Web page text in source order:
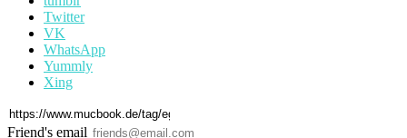
Twitter
VK
WhatsApp
Yummly
Xing
Friend's email